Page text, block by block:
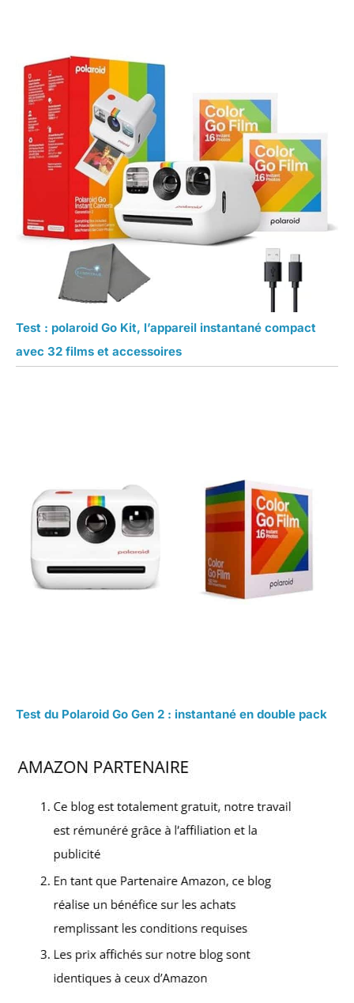
Test : polaroid Go Kit, l’appareil instantané compact
avec 32 films et accessoires
Test du Polaroid Go Gen 2 : instantané en double pack